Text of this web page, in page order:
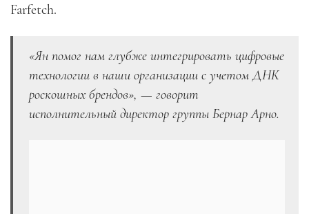
Farfetch.
«Ян помог нам глубже интегрировать цифровые
технологии в наши организации с учетом ДНК
роскошных брендов», — говорит
исполнительный директор группы Бернар Арно.